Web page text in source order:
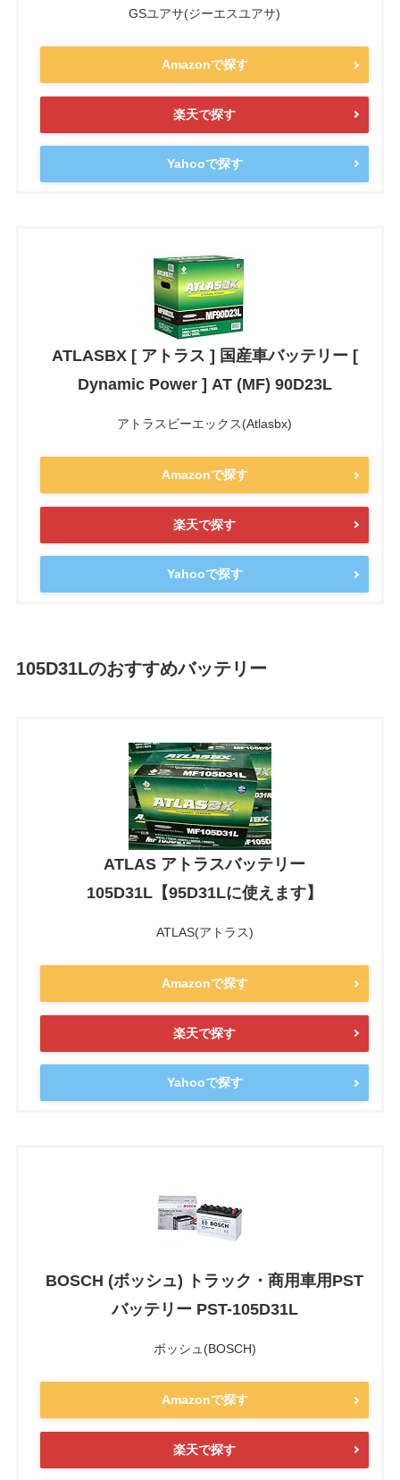
GSユアサ(ジーエスユアサ)
Amazonで探す
楽天で探す
Yahooで探す
ATLASBX [ アトラス ] 国産車バッテリー [
Dynamic Power ] AT (MF) 90D23L
アトラスビーエックス(Atlasbx)
Amazonで探す
楽天で探す
Yahooで探す
105D31Lのおすすめバッテリー
ATLAS アトラスバッテリー
105D31L【95D31Lに使えます】
ATLAS(アトラス)
Amazonで探す
楽天で探す
Yahooで探す
BOSCH (ボッシュ) トラック・商用車用PST
バッテリー PST-105D31L
ボッシュ(BOSCH)
Amazonで探す
楽天で探す